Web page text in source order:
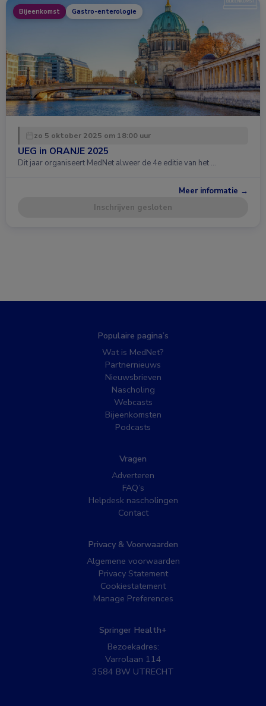
Bijeenkomst Gastro-enterologie
zo 5 oktober 2025 om 18:00 uur
UEG in ORANJE 2025
Dit jaar organiseert MedNet alweer de 4e editie van het …
Meer informatie →
Inschrijven gesloten
Populaire pagina’s
Wat is MedNet?
Partnernieuws
Nieuwsbrieven
Nascholing
Webcasts
Bijeenkomsten
Podcasts
Vragen
Adverteren
FAQ’s
Helpdesk nascholingen
Contact
Privacy & Voorwaarden
Algemene voorwaarden
Privacy Statement
Cookiestatement
Manage Preferences
Springer Health+
Bezoekadres:
Varrolaan 114
3584 BW UTRECHT